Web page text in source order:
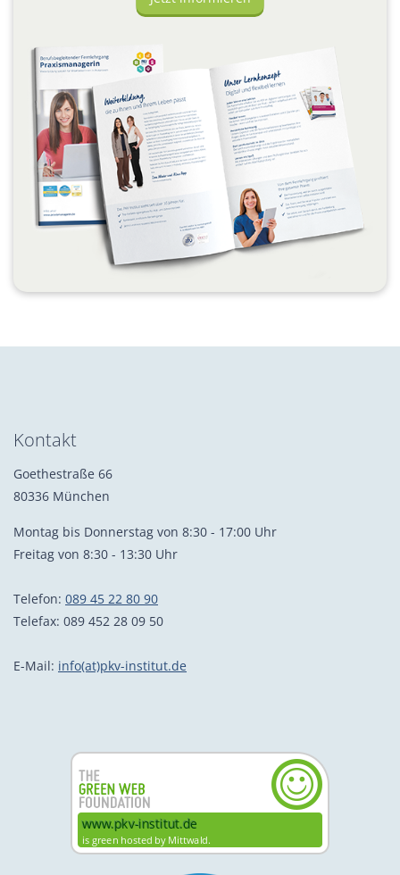
Kontakt
Goethestraße 66
80336 München
Montag bis Donnerstag von 8:30 - 17:00 Uhr
Freitag von 8:30 - 13:30 Uhr
Telefon: 089 45 22 80 90
Telefax: 089 452 28 09 50
E-Mail: info(at)pkv-institut.de